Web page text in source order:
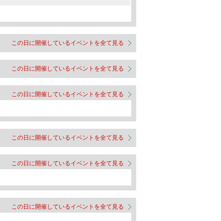
この日に開催しているイベントを全て見る
この日に開催しているイベントを全て見る
この日に開催しているイベントを全て見る
この日に開催しているイベントを全て見る
この日に開催しているイベントを全て見る
この日に開催しているイベントを全て見る